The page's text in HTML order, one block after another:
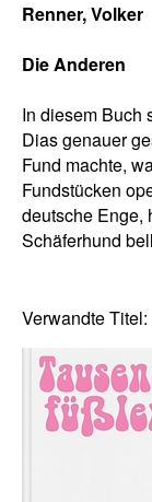
Renner, Volker
Die Anderen
In diesem Buch
Dias genauer
Fund machte,
Fundstücken
deutsche Enge,
Schäferhund
Verwandte Titel: